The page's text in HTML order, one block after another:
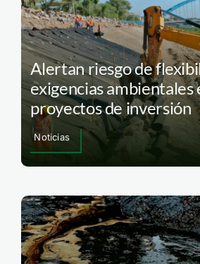
Alertan riesgo de
exigencias ambientales
proyectos de inversión
Noticias